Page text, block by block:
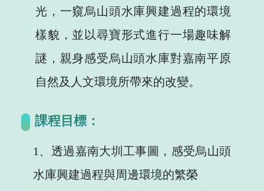
光，一窺烏山頭水庫興建過程的環境
樣貌，並以尋寶形式進行一場趣味解
謎，親身感受烏山頭水庫對嘉南平原
自然及人文環境所帶來的改變。
課程目標：
1、透過嘉南大圳工事圖，感受烏山頭
水庫興建過程與周邊環境的繁榮